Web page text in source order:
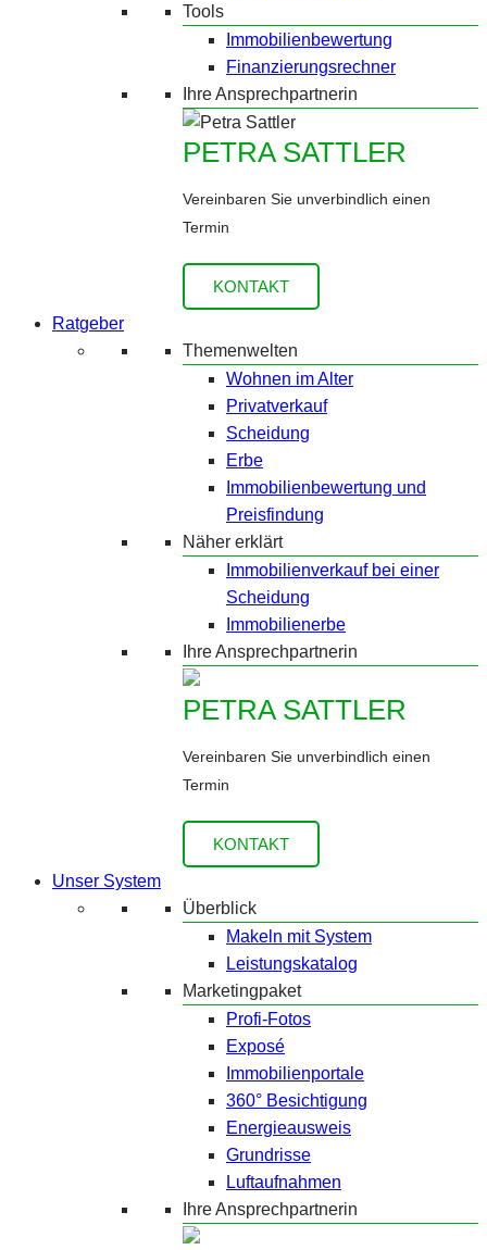
Tools
Immobilienbewertung
Finanzierungsrechner
Ihre Ansprechpartnerin
PETRA SATTLER
Vereinbaren Sie unverbindlich einen
Termin
KONTAKT
Ratgeber
Themenwelten
Wohnen im Alter
Privatverkauf
Scheidung
Erbe
Immobilienbewertung und
Preisfindung
Näher erklärt
Immobilienverkauf bei einer
Scheidung
Immobilienerbe
Ihre Ansprechpartnerin
PETRA SATTLER
Vereinbaren Sie unverbindlich einen
Termin
KONTAKT
Unser System
Überblick
Makeln mit System
Leistungskatalog
Marketingpaket
Profi-Fotos
Exposé
Immobilienportale
360° Besichtigung
Energieausweis
Grundrisse
Luftaufnahmen
Ihre Ansprechpartnerin